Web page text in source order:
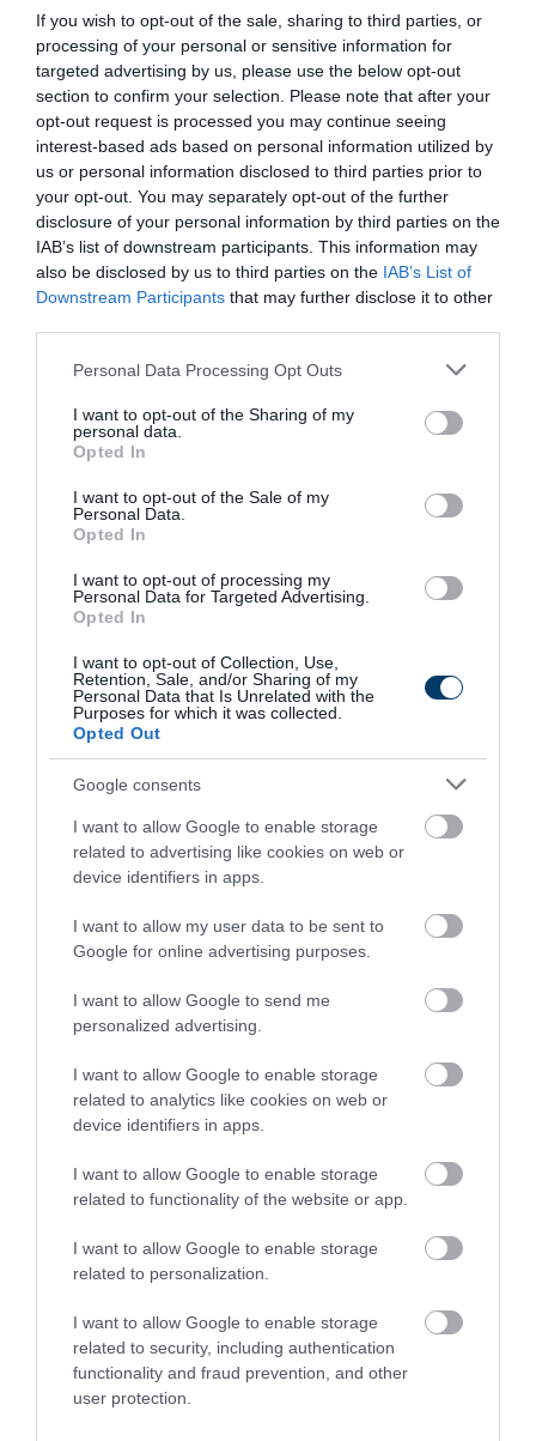
If you wish to opt-out of the sale, sharing to third parties, or
processing of your personal or sensitive information for
targeted advertising by us, please use the below opt-out
section to confirm your selection. Please note that after your
opt-out request is processed you may continue seeing
interest-based ads based on personal information utilized by
us or personal information disclosed to third parties prior to
your opt-out. You may separately opt-out of the further
disclosure of your personal information by third parties on the
IAB’s list of downstream participants. This information may
also be disclosed by us to third parties on the IAB’s List of
Downstream Participants that may further disclose it to other
Please note that this website/app uses one or more Google
not limited to your visit or usage behaviour. You may click to
grant or deny consent to Google and its third-party tags to
use your data for below specified purposes in below Google
consent section.
Personal Data Processing Opt Outs
I want to opt-out of the Sharing of my
personal data.
Opted In
I want to opt-out of the Sale of my
Personal Data.
Opted In
I want to opt-out of processing my
Personal Data for Targeted Advertising.
Opted In
I want to opt-out of Collection, Use,
Retention, Sale, and/or Sharing of my
Personal Data that Is Unrelated with the
Purposes for which it was collected.
Opted Out
Google consents
I want to allow Google to enable storage
related to advertising like cookies on web or
device identifiers in apps.
I want to allow my user data to be sent to
Google for online advertising purposes.
I want to allow Google to send me
personalized advertising.
I want to allow Google to enable storage
related to analytics like cookies on web or
device identifiers in apps.
I want to allow Google to enable storage
related to functionality of the website or app.
I want to allow Google to enable storage
related to personalization.
I want to allow Google to enable storage
related to security, including authentication
functionality and fraud prevention, and other
user protection.
A megjelenített információk nem minősíthetők befektetési
tanácsadásnak, befektetési ajánlásnak, értékpapír /
kriptovaluta / token / ICO stb. jegyzésére, vételére,
eladására vonatkozó felhívásnak, azok kizárólag
tájékoztatásul szolgálnak. Minden befektetés esetében
kiemelten fontos az azt megalapozó információk és
lehetőségek széleskörű megismerése. Fektessen be
megfontoltan, járjon el pénzügyeiben felelősségteljesen! A
kripto-befektetések kockázata és volatilitása kiemelkedően
Fungus Is A Parasite, And It Dies From A Drop Of
Plain...
153 71
50 min
Fungus Dries Up And Falls Off After The First
202 119 328
7 h 8 min